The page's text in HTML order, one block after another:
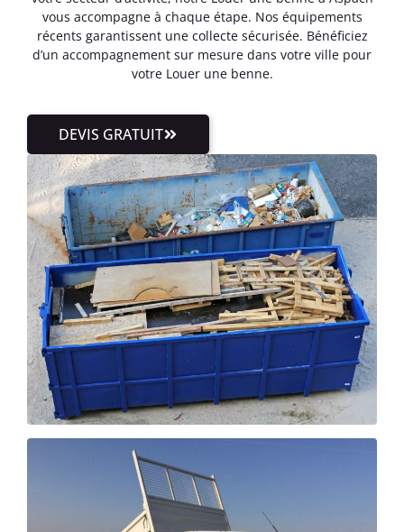
vous accompagne à chaque étape. Nos équipements
récents garantissent une collecte sécurisée. Bénéficiez
d’un accompagnement sur mesure dans votre ville pour
votre Louer une benne.
DEVIS GRATUIT